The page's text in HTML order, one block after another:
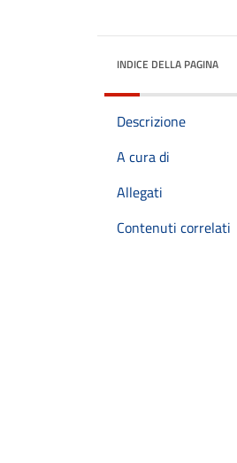
INDICE DELLA PAGINA
Descrizione
A cura di
Allegati
Contenuti correlati